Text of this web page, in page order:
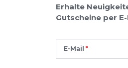
Rezension
Rezension
Erhalte
Gutscheine per
E-Mail